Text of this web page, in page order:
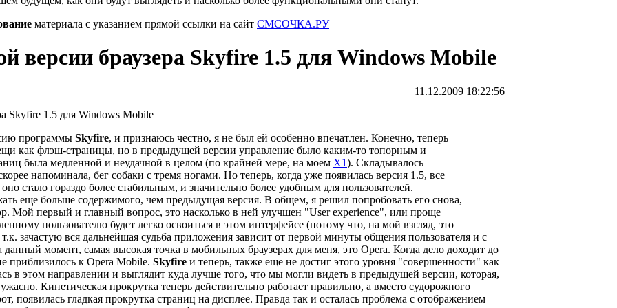
материала с указанием прямой ссылки на сайт СМСОЧКА.РУ
версии браузера Skyfire 1.5 для Windows Mobile
11.12.2009 18:22:56
программы Skyfire, и признаюсь честно, я не был ей особенно впечатлен. Конечно, теперь
как флэш-страницы, но в предыдущей версии управление было каким-то топорным и
была медленной и неудачной в целом (по крайней мере, на моем X1). Складывалось
напоминала, бег собаки с тремя ногами. Но теперь, когда уже появилась версия 1.5, все
стало гораздо более стабильным, и значительно более удобным для пользователей.
еще больше содержимого, чем предыдущая версия. В общем, я решил попробовать его снова,
Мой первый и главный вопрос, это насколько в ней улучшен "User experience", или проще
пользователю будет легко освоиться в этом интерфейсе (потому что, на мой взгляд, это
зачастую вся дальнейшая судьба приложения зависит от первой минуты общения пользователя и с
данный момент, самая высокая точка в мобильных браузерах для меня, это Opera. Когда дело доходит до
приблизилось к Opera Mobile. Skyfire и теперь, также еще не достиг этого уровня "совершенности" как
в этом направлении и выглядит куда лучше того, что мы могли видеть в предыдущей версии, которая,
Кинетическая прокрутка теперь действительно работает правильно, а вместо судорожного
появилась гладкая прокрутка страниц на дисплее. Правда так и осталась проблема с отображением